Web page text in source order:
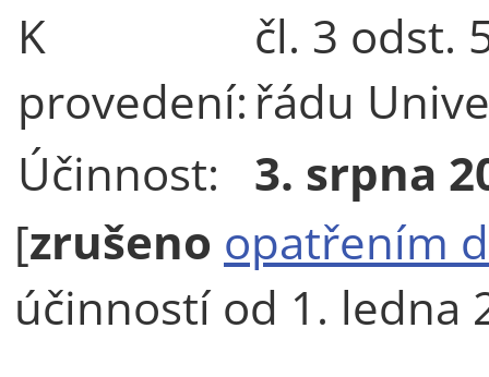
K
provedení:
čl. 3 odst.
řádu
Účinnost:
3. srpna
[zrušeno opatřením
účinností od 1. ledna